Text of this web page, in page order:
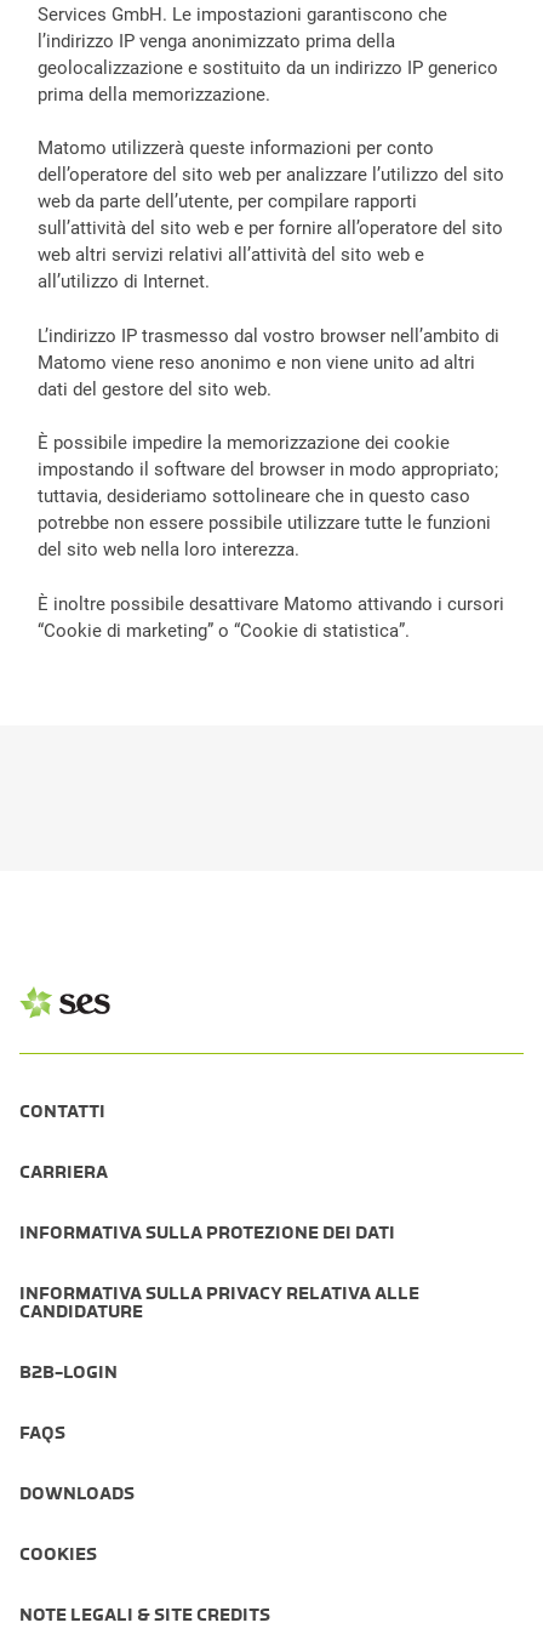
Services GmbH. Le impostazioni garantiscono che
l’indirizzo IP venga anonimizzato prima della
geolocalizzazione e sostituito da un indirizzo IP generico
prima della memorizzazione.
Matomo utilizzerà queste informazioni per conto
dell’operatore del sito web per analizzare l’utilizzo del sito
web da parte dell’utente, per compilare rapporti
sull’attività del sito web e per fornire all’operatore del sito
web altri servizi relativi all’attività del sito web e
all’utilizzo di Internet.
L’indirizzo IP trasmesso dal vostro browser nell’ambito di
Matomo viene reso anonimo e non viene unito ad altri
dati del gestore del sito web.
È possibile impedire la memorizzazione dei cookie
impostando il software del browser in modo appropriato;
tuttavia, desideriamo sottolineare che in questo caso
potrebbe non essere possibile utilizzare tutte le funzioni
del sito web nella loro interezza.
È inoltre possibile desattivare Matomo attivando i cursori
“Cookie di marketing” o “Cookie di statistica”.
CONTATTI
CARRIERA
INFORMATIVA SULLA PROTEZIONE DEI DATI
INFORMATIVA SULLA PRIVACY RELATIVA ALLE
CANDIDATURE
B2B-LOGIN
FAQS
DOWNLOADS
COOKIES
NOTE LEGALI & SITE CREDITS